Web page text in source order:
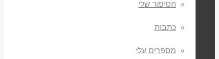
הסיפור שלי
כתבות
מספרים עלי